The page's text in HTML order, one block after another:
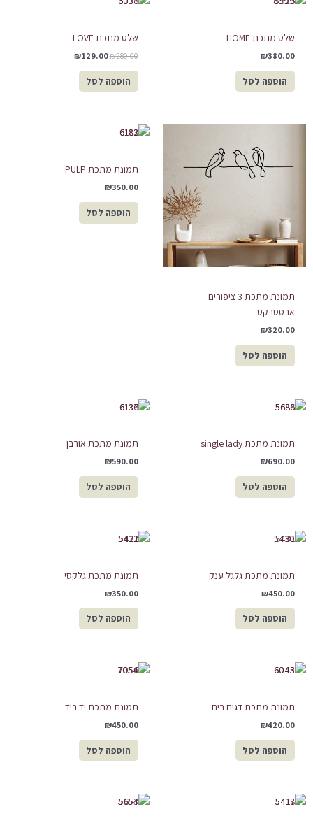
שלט מתכת HOME
₪380.00
הוספה לסל
שלט מתכת LOVE
₪280.00
₪129.00
הוספה לסל
תמונת מתכת 3 ציפורים
אבסטרקט
₪320.00
הוספה לסל
תמונת מתכת PULP
₪350.00
הוספה לסל
תמונת מתכת single lady
₪690.00
הוספה לסל
תמונת מתכת אורבן
₪590.00
הוספה לסל
תמונת מתכת גלגל ענק
₪450.00
הוספה לסל
תמונת מתכת גלקסי
₪350.00
הוספה לסל
תמונת מתכת דגים בים
₪420.00
הוספה לסל
תמונת מתכת יד ביד
₪450.00
הוספה לסל